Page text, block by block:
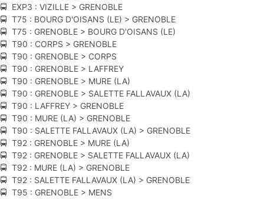
🚍 EXP3 : VIZILLE > GRENOBLE
🚍 T75 : BOURG D'OISANS (LE) > GRENOBLE
🚍 T75 : GRENOBLE > BOURG D'OISANS (LE)
🚍 T90 : CORPS > GRENOBLE
🚍 T90 : GRENOBLE > CORPS
🚍 T90 : GRENOBLE > LAFFREY
🚍 T90 : GRENOBLE > MURE (LA)
🚍 T90 : GRENOBLE > SALETTE FALLAVAUX (LA)
🚍 T90 : LAFFREY > GRENOBLE
🚍 T90 : MURE (LA) > GRENOBLE
🚍 T90 : SALETTE FALLAVAUX (LA) > GRENOBLE
🚍 T92 : GRENOBLE > MURE (LA)
🚍 T92 : GRENOBLE > SALETTE FALLAVAUX (LA)
🚍 T92 : MURE (LA) > GRENOBLE
🚍 T92 : SALETTE FALLAVAUX (LA) > GRENOBLE
🚍 T95 : GRENOBLE > MENS